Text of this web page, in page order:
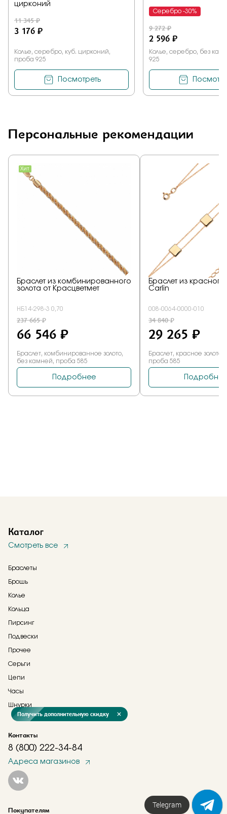
цирконий
11 345 ₽
3 176 ₽
Колье, серебро, куб. цирконий,
проба 925
Посмотреть
Серебро -30%
9 272 ₽
2 596 ₽
Колье, серебро, без
925
Персональные рекомендации
Каталог
Смотреть все
Браслеты
Брошь
Колье
Кольца
Пирсинг
Подвески
Прочее
Серьги
Цепи
Часы
Шнурки
Контакты
8 (800) 222-34-84
Адреса магазинов
Покупателям
Получить дополнительную скидку
Telegram